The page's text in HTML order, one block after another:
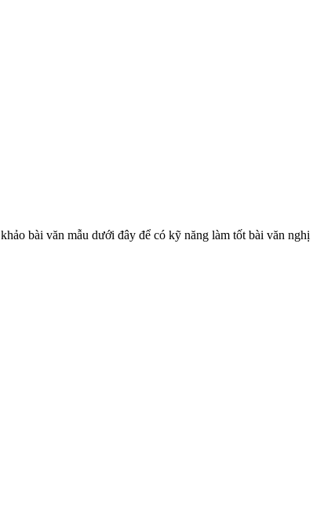
bài văn mẫu dưới đây để có kỹ năng làm tốt bài văn nghị